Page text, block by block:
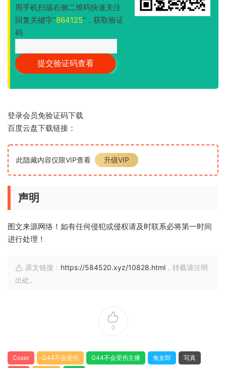
用手机扫描右侧二维码快速关注
回复关键字“864125”，获取验证
码
登录会员免验证码下载
百度云盘下载链接：
此隐藏内容仅限VIP查看 升级VIP
声明
图文来源网络！如有任何侵犯或侵权请及时联系必将第一时间
进行处理！
原文链接： https://584520.xyz/10828.html ，转载请注明
出处。
0
Coser G44不会受伤 G44不会受伤主播 兔女郎
写真